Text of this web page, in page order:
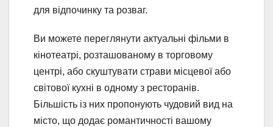
для відпочинку та розваг.
Ви можете переглянути актуальні фільми в
кінотеатрі, розташованому в торговому
центрі, або скуштувати страви місцевої або
світової кухні в одному з ресторанів.
Більшість із них пропонують чудовий вид на
місто, що додає романтичності вашому